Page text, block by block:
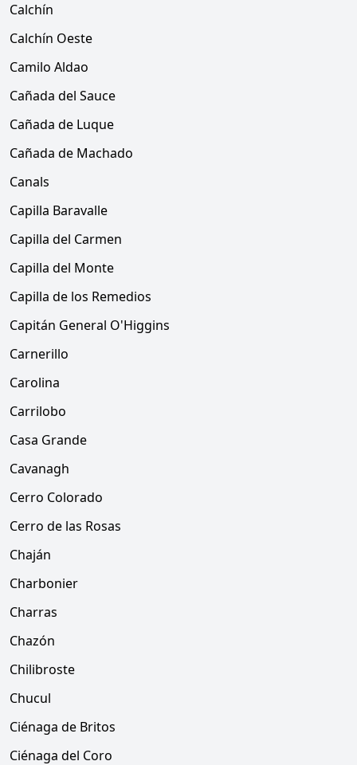
Calchín
Calchín Oeste
Camilo Aldao
Cañada del Sauce
Cañada de Luque
Cañada de Machado
Canals
Capilla Baravalle
Capilla del Carmen
Capilla del Monte
Capilla de los Remedios
Capitán General O'Higgins
Carnerillo
Carolina
Carrilobo
Casa Grande
Cavanagh
Cerro Colorado
Cerro de las Rosas
Chaján
Charbonier
Charras
Chazón
Chilibroste
Chucul
Ciénaga de Britos
Ciénaga del Coro